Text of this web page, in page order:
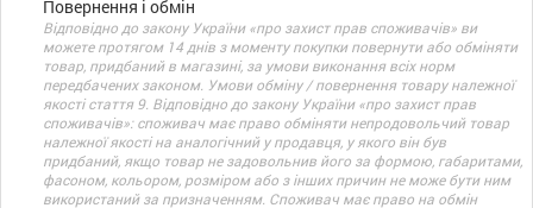
Повернення і обмін
Відповідно до закону України «про захист прав споживачів» ви
можете протягом 14 днів з моменту покупки повернути або обміняти
товар, придбаний в магазині, за умови виконання всіх норм
передбачених законом. Умови обміну / повернення товару належної
якості стаття 9. Відповідно до закону України «про захист прав
споживачів»: споживач має право обміняти непродовольчий товар
належної якості на аналогічний у продавця, у якого він був
придбаний, якщо товар не задовольнив його за формою, габаритами,
фасоном, кольором, розміром або з інших причин не може бути ним
використаний за призначенням. Споживач має право на обмін